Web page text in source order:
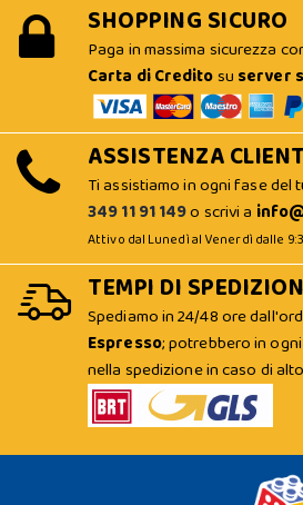
SHOPPING SICURO
Paga in massima sicurezza
Carta di Creditosu server
ASSISTENZA
Ti assistiamo in ogni fase
349 11 91 149o scrivi a
Attivo dal Lunedì al Venerdì dalle
TEMPI DI
Spediamo in 24/48 ore
Espresso; potrebbero in
nella spedizione in caso di